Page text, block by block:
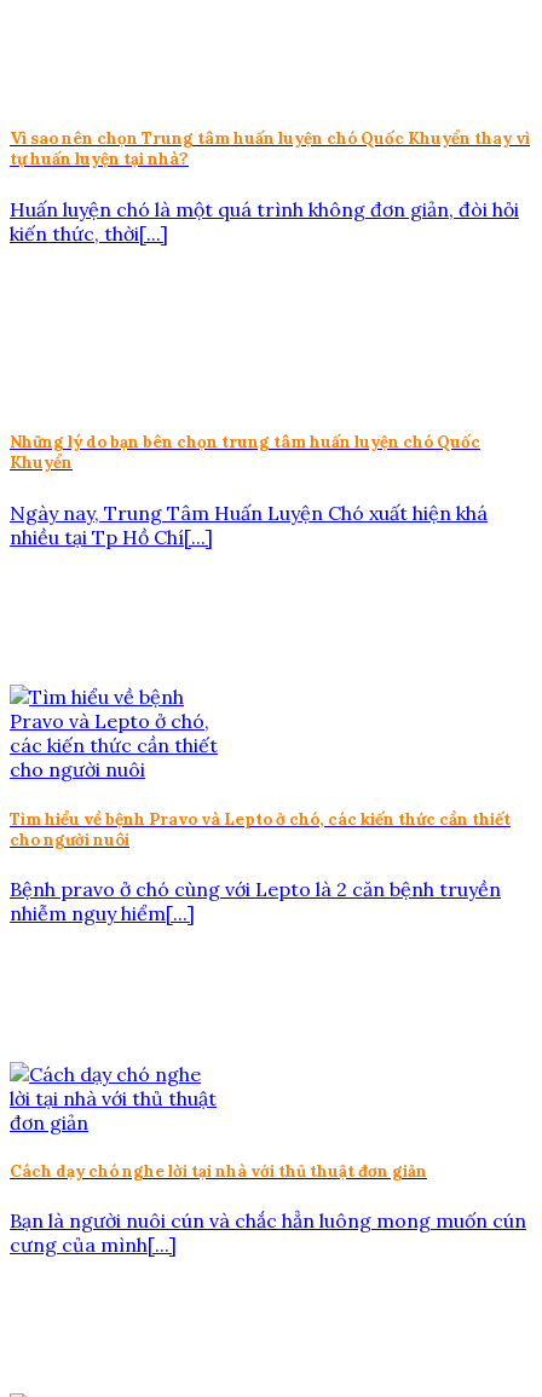
Vì sao nên chọn Trung tâm huấn luyện chó Quốc Khuyển thay vì
tự huấn luyện tại nhà?
Huấn luyện chó là một quá trình không đơn giản, đòi hỏi
kiến thức, thời[...]
Những lý do bạn bên chọn trung tâm huấn luyện chó Quốc
Khuyển
Ngày nay, Trung Tâm Huấn Luyện Chó xuất hiện khá
nhiều tại Tp Hồ Chí[...]
Tìm hiểu về bệnh Pravo và Lepto ở chó, các kiến thức cần thiết
cho người nuôi
Bệnh pravo ở chó cùng với Lepto là 2 căn bệnh truyền
nhiễm nguy hiểm[...]
Cách dạy chó nghe lời tại nhà với thủ thuật đơn giản
Bạn là người nuôi cún và chắc hẳn luông mong muốn cún
cưng của mình[...]